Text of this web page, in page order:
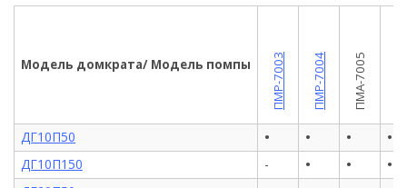
Модель домкрата/ Модель помпы ПМР-7003 ПМР-7004 ПМА-7005
ДГ10П50 • • • •
ДГ10П150 - • • •